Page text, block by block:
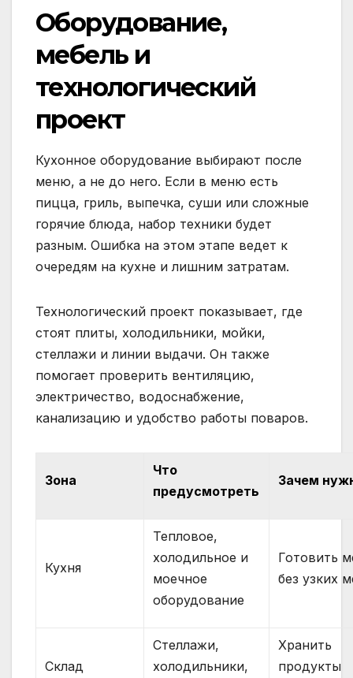
Оборудование,
мебель и
технологический
проект
Кухонное оборудование выбирают после
меню, а не до него. Если в меню есть
пицца, гриль, выпечка, суши или сложные
горячие блюда, набор техники будет
разным. Ошибка на этом этапе ведет к
очередям на кухне и лишним затратам.
Технологический проект показывает, где
стоят плиты, холодильники, мойки,
стеллажи и линии выдачи. Он также
помогает проверить вентиляцию,
электричество, водоснабжение,
канализацию и удобство работы поваров.
Зона
Что
предусмотреть
Зачем
Кухня
Тепловое,
холодильное и
моечное
оборудование
Готовить
без узких
Склад
Стеллажи,
холодильники,
Хранить
продукты